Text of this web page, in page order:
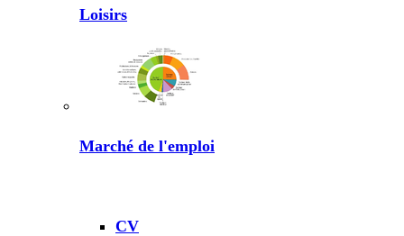
Loisirs
Marché de l'emploi
CV